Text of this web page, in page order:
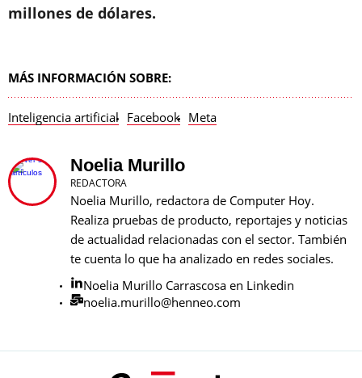
millones de dólares.
MÁS INFORMACIÓN SOBRE:
Inteligencia artificial Facebook Meta
Noelia Murillo
REDACTORA
Noelia Murillo, redactora de Computer Hoy.
Realiza pruebas de producto, reportajes y noticias
de actualidad relacionadas con el sector. También
te cuenta lo que ha analizado en redes sociales.
Noelia Murillo Carrascosa en Linkedin
noelia.murillo@henneo.com